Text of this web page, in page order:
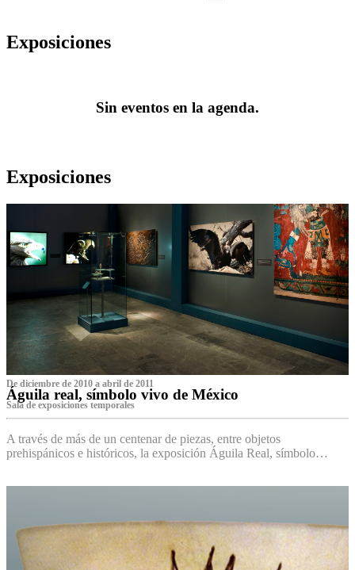
Exposiciones
Sin eventos en la agenda.
Exposiciones
De diciembre de 2010 a abril de 2011
Águila real, símbolo vivo de México
Sala de exposiciones temporales
A través de más de un centenar de piezas, entre objetos
prehispánicos e históricos, la exposición Águila Real, símbolo…